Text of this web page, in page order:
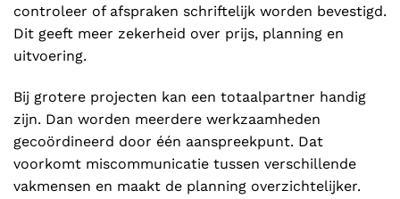
controleer of afspraken schriftelijk worden bevestigd.
Dit geeft meer zekerheid over prijs, planning en
uitvoering.
Bij grotere projecten kan een totaalpartner handig
zijn. Dan worden meerdere werkzaamheden
gecoördineerd door één aanspreekpunt. Dat
voorkomt miscommunicatie tussen verschillende
vakmensen en maakt de planning overzichtelijker.